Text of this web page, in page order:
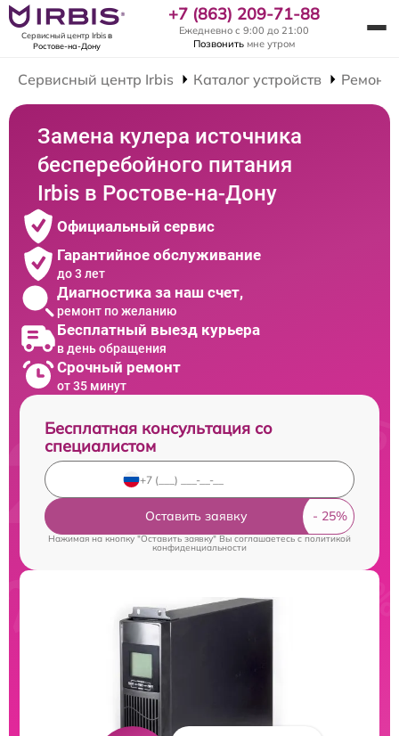
Сервисный центр Irbisв
Ростове-на-Дону
+7 (863) 209-71-88
Ежедневно с 9:00 до 21:00
Позвонить мне утром
Сервисный центр Irbis Каталог устройств Ремонт
Замена кулера источника
бесперебойного питания
Irbis в Ростове-на-Дону
Официальный сервис
Гарантийное обслуживание
до 3 лет
Диагностика за наш счет,
ремонт по желанию
Бесплатный выезд курьера
в день обращения
Срочный ремонт
от 35 минут
Бесплатная консультация со
специалистом
Оставить заявку
Нажимая на кнопку "Оставить заявку" Вы соглашаетесь c политикой
конфиденциальности